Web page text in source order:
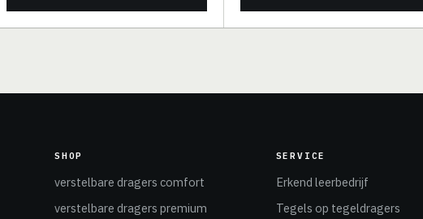
SHOP
verstelbare dragers comfort
verstelbare dragers premium
SERVICE
Erkend leerbedrijf
Tegels op tegeldragers